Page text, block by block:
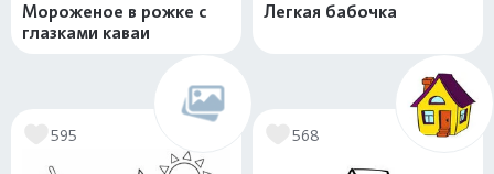
Мороженое в рожке с
глазками каваи
Легкая бабочка
595 568